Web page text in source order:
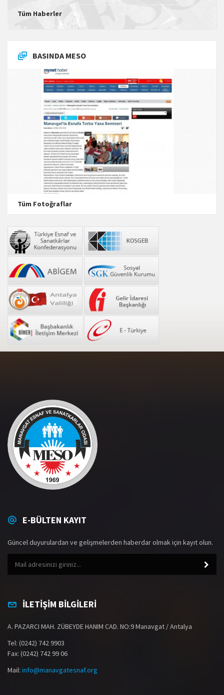
Tüm Haberler
BASINDA MESO
Tüm Fotoğraflar
E-BÜLTEN KAYIT
Güncel duyurulardan ve gelişmelerden haberdar olmak için kayıt olun.
İLETİŞİM BİLGİLERİ
A. PAZARCI MAH. ZÜBEYDE HANIM CAD. NO:9 Manavgat / Antalya
Tel: (0242) 742 9903
Fax: (0242) 742 99 06
Mail: info@manavgatesnaf.org